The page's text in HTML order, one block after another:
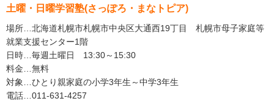
土曜・日曜学習塾(さっぽろ・まなトピア)
場所…北海道札幌市札幌市中央区大通西19丁目 札幌市母子家庭等
就業支援センター1階
日時…毎週土曜日 13:30～15:30
料金…無料
対象…ひとり親家庭の小学3年生～中学3年生
電話…011-631-4257